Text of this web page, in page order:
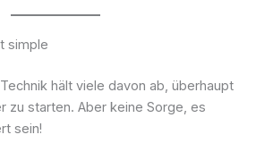
simple
hält viele davon ab, überhaupt
zu starten. Aber keine Sorge, es
sein!